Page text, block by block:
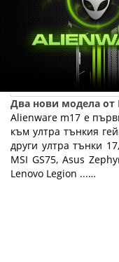
Два нови модела от
Alienware m17 е
към ултра тънкия
други ултра тънки
MSI GS75, Asus
Lenovo Legion ...…